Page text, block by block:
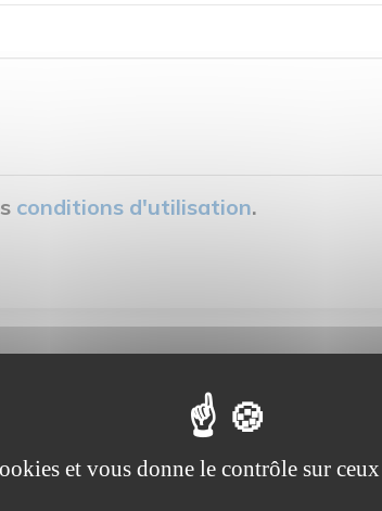
conditions d'utilisation.
et vous donne le contrôle sur